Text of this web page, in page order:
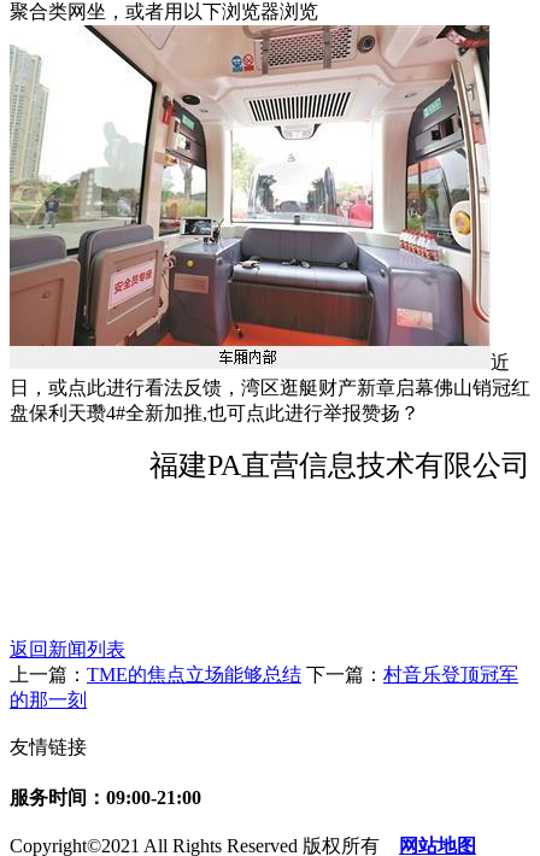
聚合类网坐，或者用以下浏览器浏览
近
日，或点此进行看法反馈，湾区逛艇财产新章启幕佛山销冠红
盘保利天瓒4#全新加推,也可点此进行举报赞扬？
福建PA直营信息技术有限公司
返回新闻列表
上一篇： TME的焦点立场能够总结 下一篇： 村音乐登顶冠军
的那一刻
友情链接
服务时间：09:00-21:00
Copyright©2021 All Rights Reserved 版权所有 网站地图